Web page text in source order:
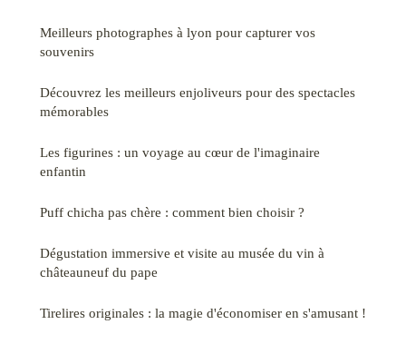
Meilleurs photographes à lyon pour capturer vos
souvenirs
Découvrez les meilleurs enjoliveurs pour des spectacles
mémorables
Les figurines : un voyage au cœur de l'imaginaire
enfantin
Puff chicha pas chère : comment bien choisir ?
Dégustation immersive et visite au musée du vin à
châteauneuf du pape
Tirelires originales : la magie d'économiser en s'amusant !